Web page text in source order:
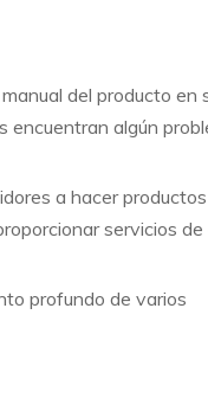
del producto en
encuentran algún
a hacer productos
servicios de
profundo de varios